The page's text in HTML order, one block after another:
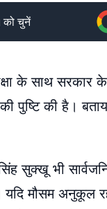
चुनें
के साथ सरकार
पुष्टि की है।
सुक्खू भी
यदि मौसम अनुकूल